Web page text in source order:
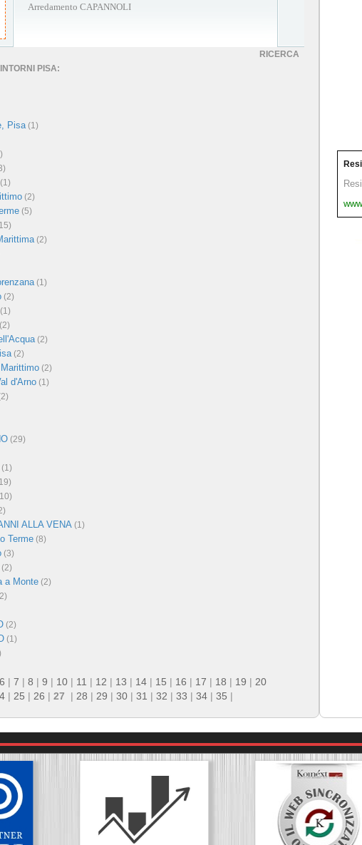
Arredamento CAPANNOLI
RICERCA
PISA:
Pisa(1)
(1)
(2)
(5)
(2)
(1)
(2)
(1)
(2)
(2)
(2)
(2)
d'Arno (1)
(29)
(1)
ALLA VENA (1)
Terme (8)
(3)
(2)
a Monte (2)
(2)
(1)
6 | 7 | 8 | 9 | 10 | 11 | 12 | 13 | 14 | 15 | 16 | 17 | 18 | 19 | 20
| 25 | 26 | 27 | 28 | 29 | 30 | 31 | 32 | 33 | 34 | 35 |